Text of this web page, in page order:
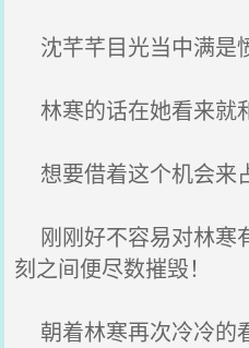
沈芊芊目光当中满是
林寒的话在她看来就
想要借着这个机会来
刚刚好不容易对林寒
刻之间便尽数摧毁！
朝着林寒再次冷冷的